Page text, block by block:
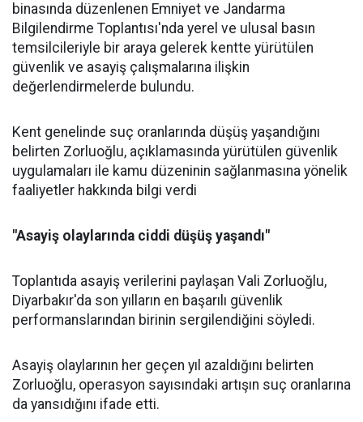
binasında düzenlenen Emniyet ve Jandarma
Bilgilendirme Toplantısı'nda yerel ve ulusal basın
temsilcileriyle bir araya gelerek kentte yürütülen
güvenlik ve asayiş çalışmalarına ilişkin
değerlendirmelerde bulundu.
Kent genelinde suç oranlarında düşüş yaşandığını
belirten Zorluoğlu, açıklamasında yürütülen güvenlik
uygulamaları ile kamu düzeninin sağlanmasına yönelik
faaliyetler hakkında bilgi verdi
"Asayiş olaylarında ciddi düşüş yaşandı"
Toplantıda asayiş verilerini paylaşan Vali Zorluoğlu,
Diyarbakır'da son yılların en başarılı güvenlik
performanslarından birinin sergilendiğini söyledi.
Asayiş olaylarının her geçen yıl azaldığını belirten
Zorluoğlu, operasyon sayısındaki artışın suç oranlarına
da yansıdığını ifade etti.